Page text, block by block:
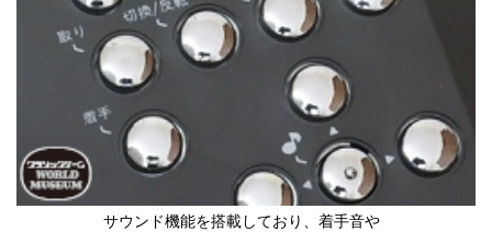
サウンド機能を搭載しており、着手音や